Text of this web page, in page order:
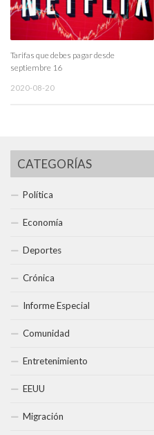
Tarifas que debes pagar desde
septiembre 16
2020-08-20
CATEGORÍAS
Política
Economía
Deportes
Crónica
Informe Especial
Comunidad
Entretenimiento
EEUU
Migración